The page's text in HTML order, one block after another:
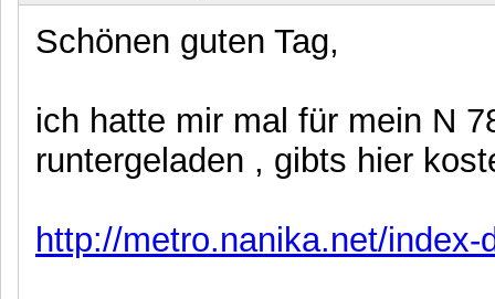
Schönen guten Tag,
ich hatte mir mal für mein N
runtergeladen , gibts hier
http://metro.nanika.net/index-